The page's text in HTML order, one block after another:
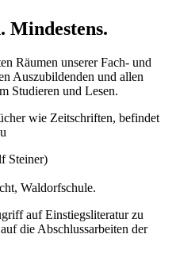
Mindestens.
Räumen unserer Fach- und
Auszubildenden und allen
Studieren und Lesen.
wie Zeitschriften, befindet
Steiner)
Waldorfschule.
auf Einstiegsliteratur zu
die Abschlussarbeiten der